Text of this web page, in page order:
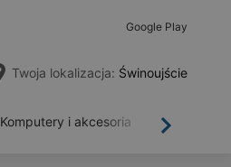
Google Play
Twoja lokalizacja: Świnoujście
Dalej
Komputery i akcesoria